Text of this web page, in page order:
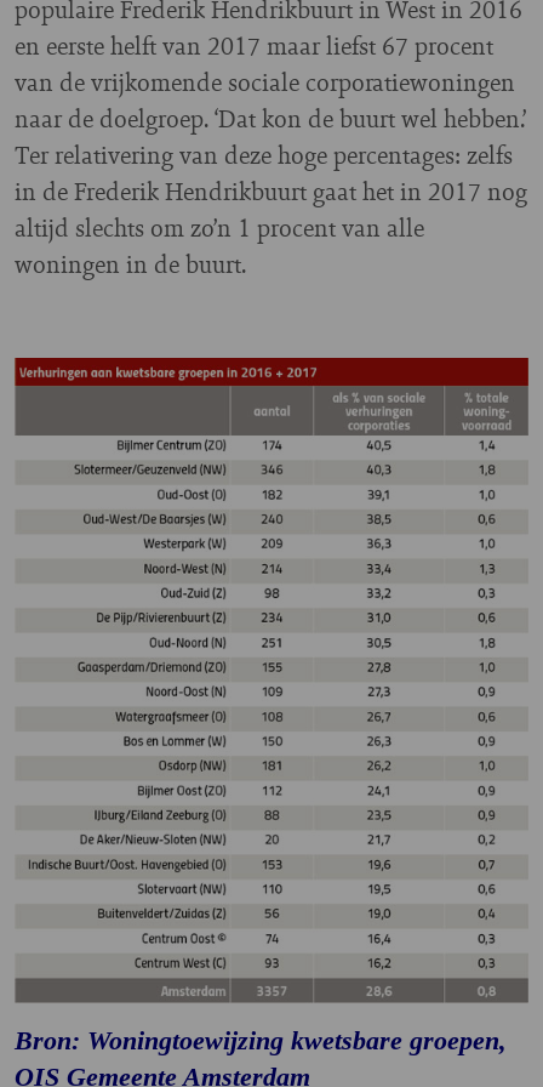
populaire Frederik Hendrikbuurt in West in 2016
en eerste helft van 2017 maar liefst 67 procent
van de vrijkomende sociale corporatiewoningen
naar de doelgroep. ‘Dat kon de buurt wel hebben.’
Ter relativering van deze hoge percentages: zelfs
in de Frederik Hendrikbuurt gaat het in 2017 nog
altijd slechts om zo’n 1 procent van alle
woningen in de buurt.
Bron: Woningtoewijzing kwetsbare groepen,
OIS Gemeente Amsterdam